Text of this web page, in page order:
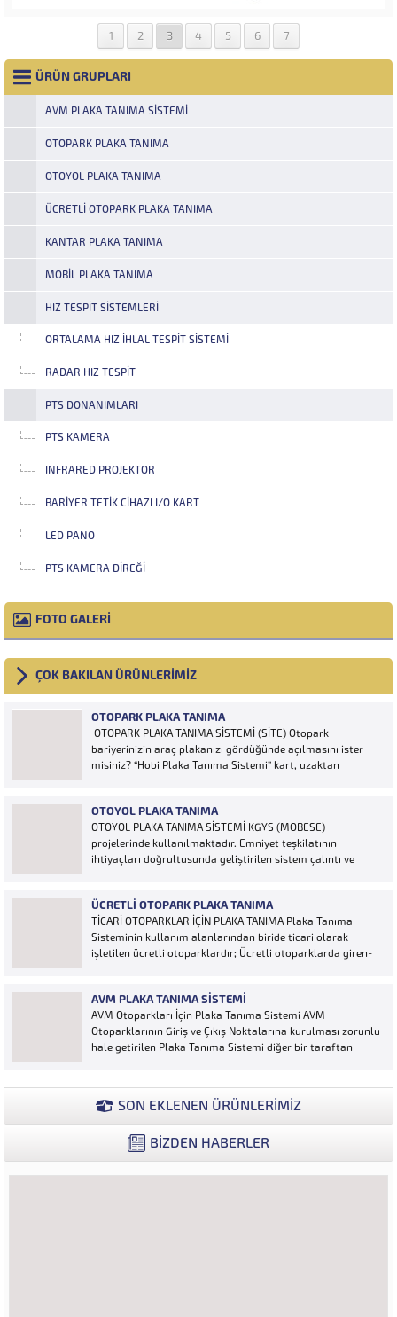
1 2 3 4 5 6 7
ÜRÜN GRUPLARI
AVM PLAKA TANIMA SISTEMI
OTOPARK PLAKA TANIMA
OTOYOL PLAKA TANIMA
ÜCRETLI OTOPARK PLAKA TANIMA
KANTAR PLAKA TANIMA
MOBIL PLAKA TANIMA
HIZ TESPIT SISTEMLERI
ORTALAMA HIZ İHLAL TESPIT SISTEMI
RADAR HIZ TESPIT
PTS DONANIMLARI
PTS KAMERA
INFRARED PROJEKTOR
BARIYER TETIK CIHAZI I/O KART
LED PANO
PTS KAMERA DIREĞI
FOTO GALERİ
ÇOK BAKILAN ÜRÜNLERİMİZ
OTOPARK PLAKA TANIMA
OTOPARK PLAKA TANIMA SİSTEMİ (SİTE) Otopark
bariyerinizin araç plakanızı gördüğünde açılmasını ister
misiniz? “Hobi Plaka Tanıma Sistemi” kart, uzaktan
için yeterlidir… Plaka tanıma sistemi otoparklarda
sisteme...
OTOYOL PLAKA TANIMA
OTOYOL PLAKA TANIMA SİSTEMİ KGYS (MOBESE)
projelerinde kullanılmaktadır. Emniyet teşkilatının
ihtiyaçları doğrultusunda geliştirilen sistem çalıntı ve
araçların Plakalarının tanımlanmasına yönelik geliştirilen
bir yazılımdır. Sistem karayolları şeritlerine yerleştirilen
kameralar sayesinde alınan...
ÜCRETLI OTOPARK PLAKA TANIMA
TİCARİ OTOPARKLAR İÇİN PLAKA TANIMA Plaka Tanıma
Sisteminin kullanım alanlarından biride ticari olarak
işletilen ücretli otoparklardır; Ücretli otoparklarda giren-
Ücretin otopark girişinde araç tipine göre peşin alınması
ya...
AVM PLAKA TANIMA SISTEMI
AVM Otoparkları İçin Plaka Tanıma Sistemi AVM
Otoparklarının Giriş ve Çıkış Noktalarına kurulması zorunlu
hale getirilen Plaka Tanıma Sistemi diğer bir taraftan
SON EKLENEN ÜRÜNLERİMİZ
BİZDEN HABERLER